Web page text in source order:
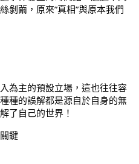
剝繭，原來”真相”與原本我們
為主的預設立場，這也往往容
種的誤解都是源自於自身的無
了自己的世界！
鍵